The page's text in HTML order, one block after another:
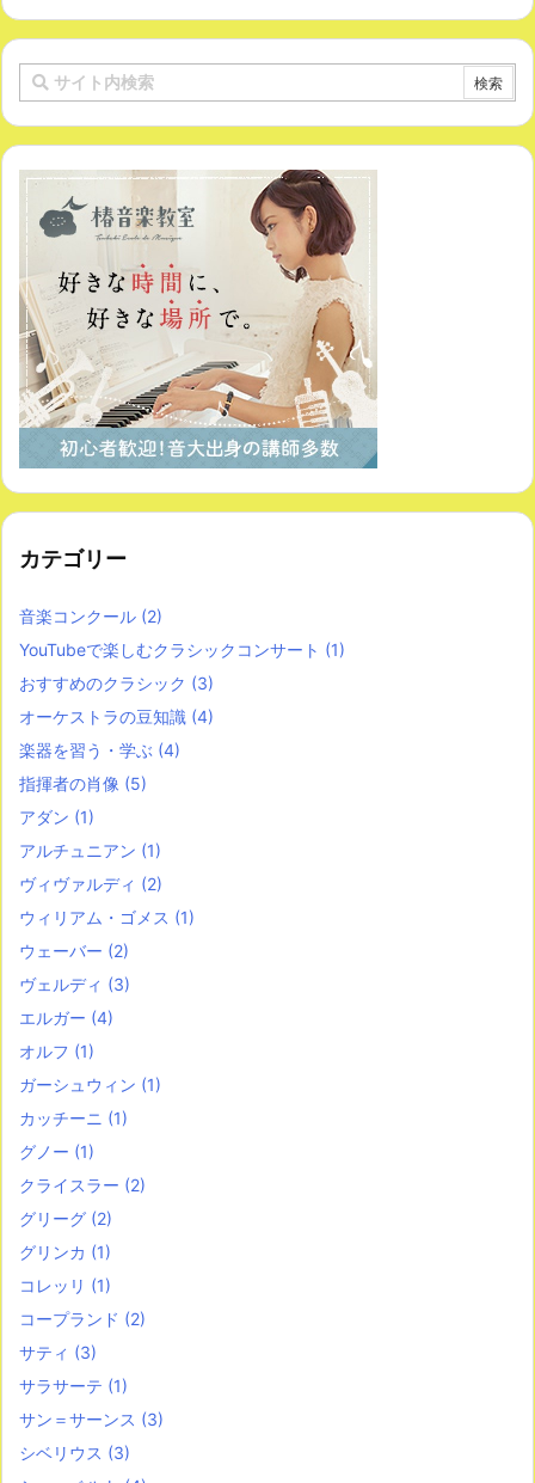
カテゴリー
音楽コンクール (2)
YouTubeで楽しむクラシックコンサート (1)
おすすめのクラシック (3)
オーケストラの豆知識 (4)
楽器を習う・学ぶ (4)
指揮者の肖像 (5)
アダン (1)
アルチュニアン (1)
ヴィヴァルディ (2)
ウィリアム・ゴメス (1)
ウェーバー (2)
ヴェルディ (3)
エルガー (4)
オルフ (1)
ガーシュウィン (1)
カッチーニ (1)
グノー (1)
クライスラー (2)
グリーグ (2)
グリンカ (1)
コレッリ (1)
コープランド (2)
サティ (3)
サラサーテ (1)
サン＝サーンス (3)
シベリウス (3)